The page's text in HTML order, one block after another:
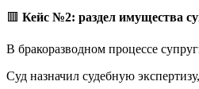
🟥 Кейс №2: раздел имущества
В бракоразводном процессе
Суд назначил судебную